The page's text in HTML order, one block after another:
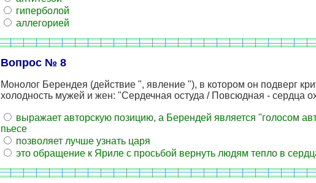
гиперболой
аллегорией
Вопрос № 8
Монолог Берендея (действие ", явление "), в котором он подверг
холодность мужей и жен: "Сердечная остуда / Повсюдная - сердца
выражает авторскую позицию, а Берендей является "голосом
пьесе
позволяет лучше узнать царя
это обращение к Яриле с просьбой вернуть людям тепло в